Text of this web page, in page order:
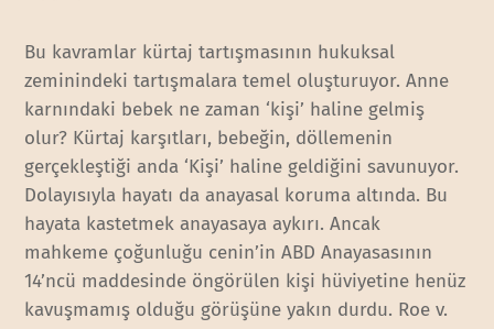
Bu kavramlar kürtaj tartışmasının hukuksal
zeminindeki tartışmalara temel oluşturuyor. Anne
karnındaki bebek ne zaman ‘kişi’ haline gelmiş
olur? Kürtaj karşıtları, bebeğin, döllemenin
gerçekleştiği anda ‘Kişi’ haline geldiğini savunuyor.
Dolayısıyla hayatı da anayasal koruma altında. Bu
hayata kastetmek anayasaya aykırı. Ancak
mahkeme çoğunluğu cenin’in ABD Anayasasının
14’ncü maddesinde öngörülen kişi hüviyetine henüz
kavuşmamış olduğu görüşüne yakın durdu. Roe v.